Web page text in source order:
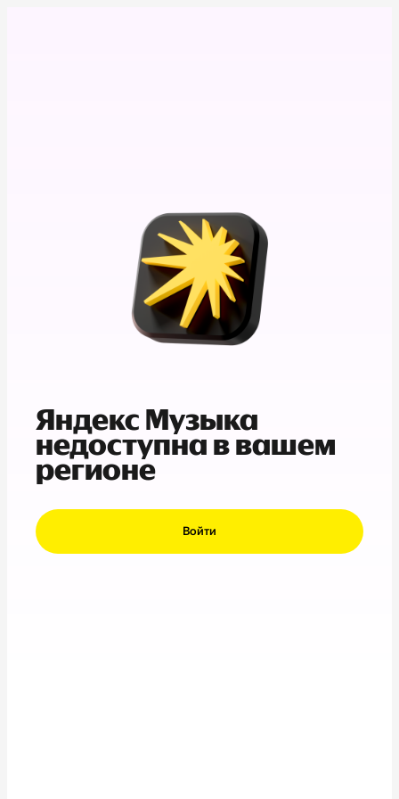
Яндекс Музыка
недоступна в вашем
регионе
Войти